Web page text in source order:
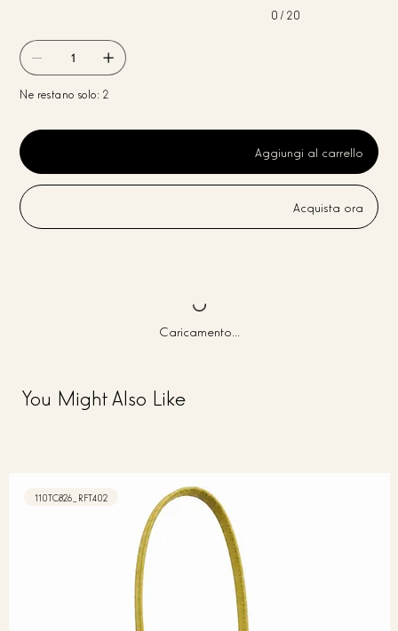
0 / 20
Ne restano solo: 2
Aggiungi al carrello
Acquista ora
Caricamento...
You Might Also Like
110TC826_RFT402